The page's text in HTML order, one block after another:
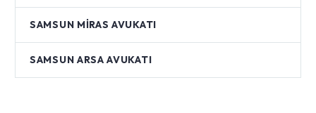
SAMSUN MIRAS AVUKATI
SAMSUN ARSA AVUKATI